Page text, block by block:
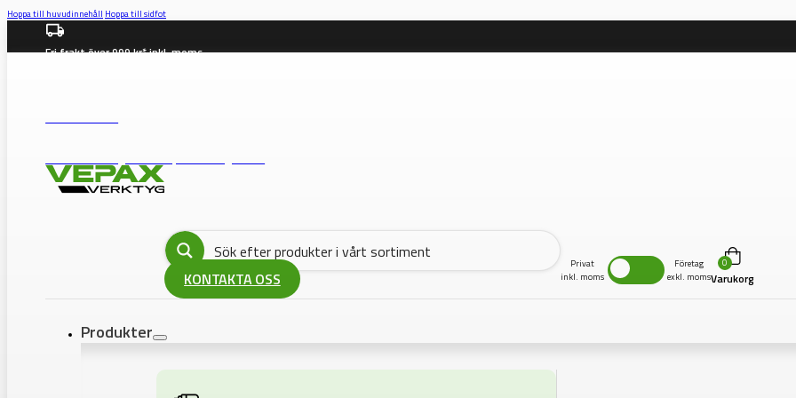
Hoppa till huvudinnehåll Hoppa till sidfot
Fri frakt över 999 kr* inkl. moms
KONTAKTA OSS
Privat
inkl. moms
Företag
exkl. moms
0
Varukorg
Produkter